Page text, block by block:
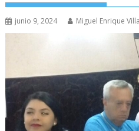
junio 9, 2024 Miguel Enrique